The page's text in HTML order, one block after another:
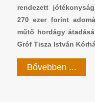
rendezett
270 ezer forint
műtő hordágy
Gróf Tisza István
Bővebben ...